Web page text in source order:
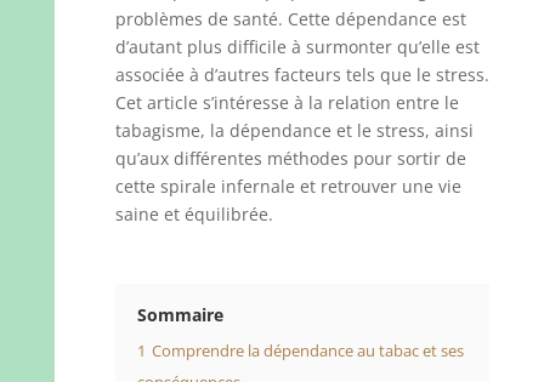
problèmes de santé. Cette dépendance est
d’autant plus difficile à surmonter qu’elle est
associée à d’autres facteurs tels que le stress.
Cet article s’intéresse à la relation entre le
tabagisme, la dépendance et le stress, ainsi
qu’aux différentes méthodes pour sortir de
cette spirale infernale et retrouver une vie
saine et équilibrée.
Sommaire
1 Comprendre la dépendance au tabac et ses